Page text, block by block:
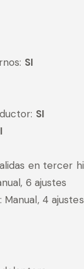
SI
SI
en tercer
6 ajustes
4 ajustes